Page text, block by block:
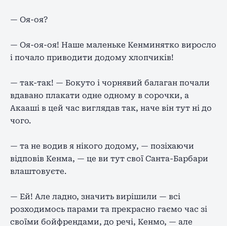
— Оя-оя?
— Оя-оя-оя! Наше маленьке Кенминятко виросло
і почало приводити додому хлопчиків!
— так-так! — Бокуто і чорнявий балаган почали
вдавано плакати одне одному в сорочки, а
Акааші в цей час виглядав так, наче він тут ні до
чого.
— та не водив я нікого додому, — позіхаючи
відповів Кенма, — це ви тут свої Санта-Барбари
влаштовуєте.
— Ей! Але ладно, значить вирішили — всі
розходимось парами та прекрасно гаємо час зі
своїми бойфрендами, до речі, Кенмо, — але